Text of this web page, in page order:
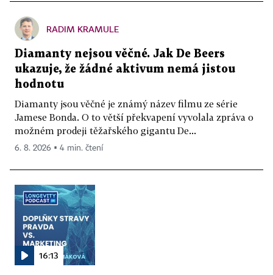
RADIM KRAMULE
Diamanty nejsou věčné. Jak De Beers
ukazuje, že žádné aktivum nemá jistou
hodnotu
Diamanty jsou věčné je známý název filmu ze série
Jamese Bonda. O to větší překvapení vyvolala zpráva o
možném prodeji těžařského gigantu De...
6. 8. 2026 ▪ 4 min. čtení
16:13